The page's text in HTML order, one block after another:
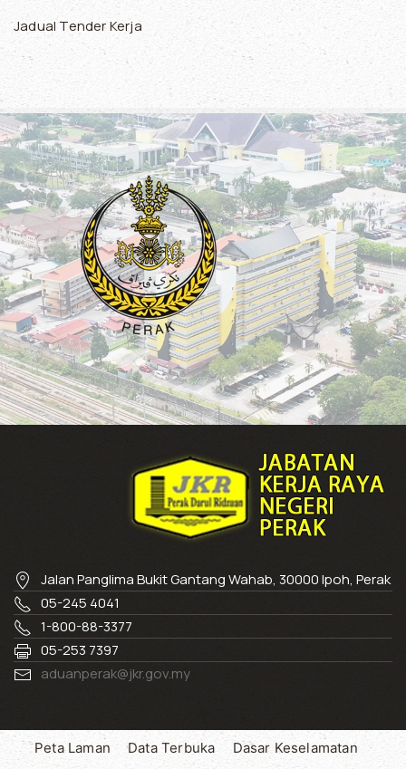
Jadual Tender Kerja
Jalan Panglima Bukit Gantang Wahab, 30000 Ipoh, Perak
05-245 4041
1-800-88-3377
05-253 7397
aduanperak@jkr.gov.my
Peta Laman Data Terbuka Dasar Keselamatan